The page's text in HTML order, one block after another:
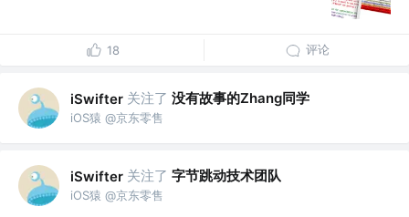
18 评论
iSwifter 关注了 没有故事的Zhang同学
iOS猿 @京东零售
iSwifter 关注了 字节跳动技术团队
iOS猿 @京东零售